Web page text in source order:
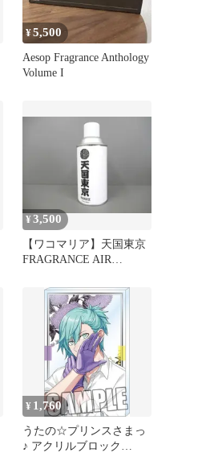
¥5,500
Aesop Fragrance Anthology
Volume I
¥3,500
【ワコマリア】天国東京
FRAGRANCE AIR
¥ 1,760
うたの☆プリンスさまっ
♪ アクリルブロック